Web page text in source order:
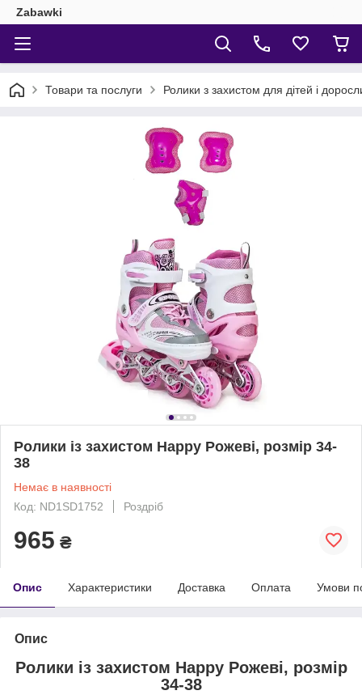
Zabawki
Товари та послуги Ролики з захистом для дітей і
Ролики із захистом Happy Рожеві, розмір 34-
38
Немає в наявності
Код: ND1SD1752
Роздріб
965 ₴
Опис Характеристики Доставка Оплата Умови
Опис
Ролики із захистом Happy Рожеві, розмір
34-38